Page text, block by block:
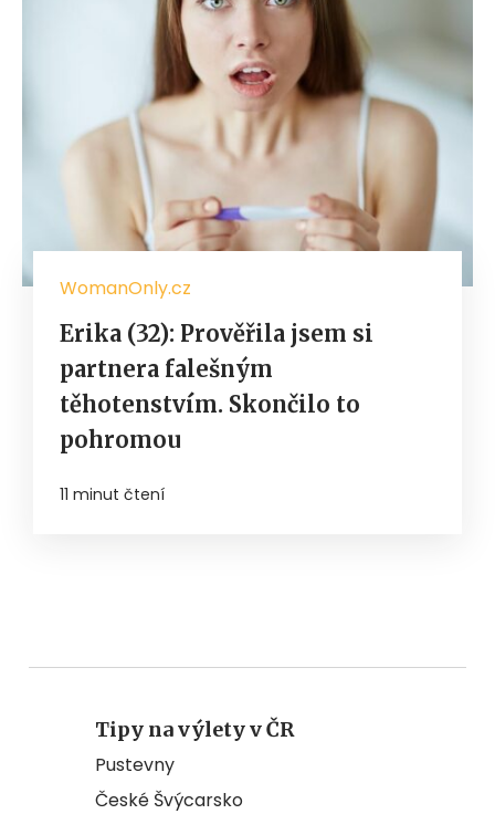
WomanOnly.cz
Erika (32): Prověřila jsem si
partnera falešným
těhotenstvím. Skončilo to
pohromou
11 minut čtení
Tipy na výlety v ČR
Pustevny
České Švýcarsko